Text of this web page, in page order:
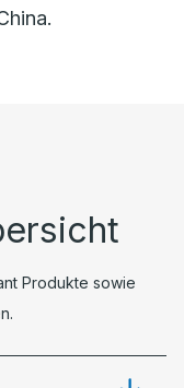
Produkte sowie